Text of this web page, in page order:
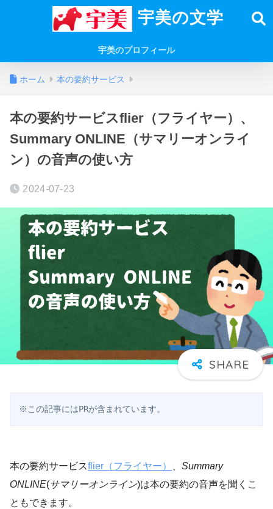
宇美の文学
宇美のプロフィール
ホーム 本の要約サービス
本の要約サービスflier（フライヤー）、
Summary ONLINE（サマリーオンライ
ン）の音声の使い方
2024-07-23
※この記事にはPRが含まれています。
本の要約サービスflier（フライヤー）
Summary
ONLINE(サマリーオンライン)は本の要約の音声を聞くこ
ともできます。